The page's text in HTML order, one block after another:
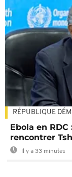
RÉPUBLIQUE
Ebola en
rencontrer
Il y a 33 minutes